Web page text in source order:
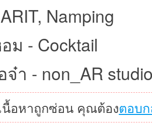
Namping
ม - Cocktail
จ๋า - non_AR
นื้อหาถูกซ่อน คุณต้องตอบ